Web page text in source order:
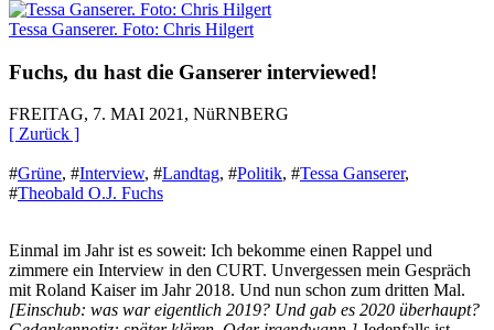
Tessa Ganserer. Foto: Chris Hilgert
Fuchs, du hast die Ganserer interviewed!
FREITAG, 7. MAI 2021, NüRNBERG
[ Zurück ]
#Grüne, #Interview, #Landtag, #Politik, #Tessa Ganserer,
#Theobald O.J. Fuchs
Einmal im Jahr ist es soweit: Ich bekomme einen Rappel und
zimmere ein Interview in den CURT. Unvergessen mein Gespräch
mit Roland Kaiser im Jahr 2018. Und nun schon zum dritten Mal.
[Einschub: was war eigentlich 2019? Und gab es 2020 überhaupt?